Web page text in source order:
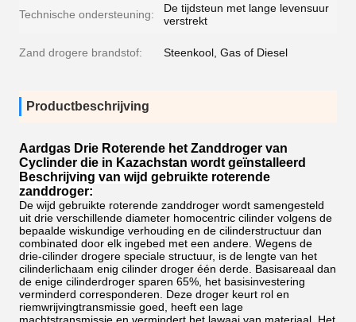
Technische ondersteuning:
De tijdsteun met lange levensuur
verstrekt
Zand drogere brandstof: Steenkool, Gas of Diesel
Productbeschrijving
Aardgas Drie Roterende het Zanddroger van
Cyclinder die in Kazachstan wordt geïnstalleerd
Beschrijving van wijd gebruikte roterende
zanddroger:
De wijd gebruikte roterende zanddroger wordt samengesteld
uit drie verschillende diameter homocentric cilinder volgens de
bepaalde wiskundige verhouding en de cilinderstructuur dan
combinated door elk ingebed met een andere. Wegens de
drie-cilinder drogere speciale structuur, is de lengte van het
cilinderlichaam enig cilinder droger één derde. Basisareaal dan
de enige cilinderdroger sparen 65%, het basisinvestering
verminderd corresponderen. Deze droger keurt rol en
riemwrijvingtransmissie goed, heeft een lage